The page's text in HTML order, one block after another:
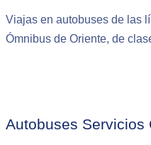
Viajas en autobuses de las
Ómnibus de Oriente, de
Autobuses Servicios